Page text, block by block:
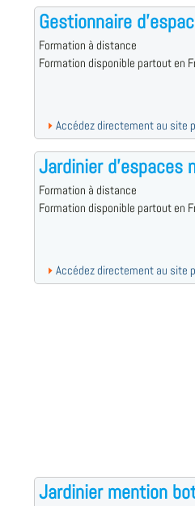
Gestionnaire
Formation à distance
Formation disponible partout en
Accédez directement au site
Jardinier d'espaces
Formation à distance
Formation disponible partout en
Accédez directement au site
Jardinier mention